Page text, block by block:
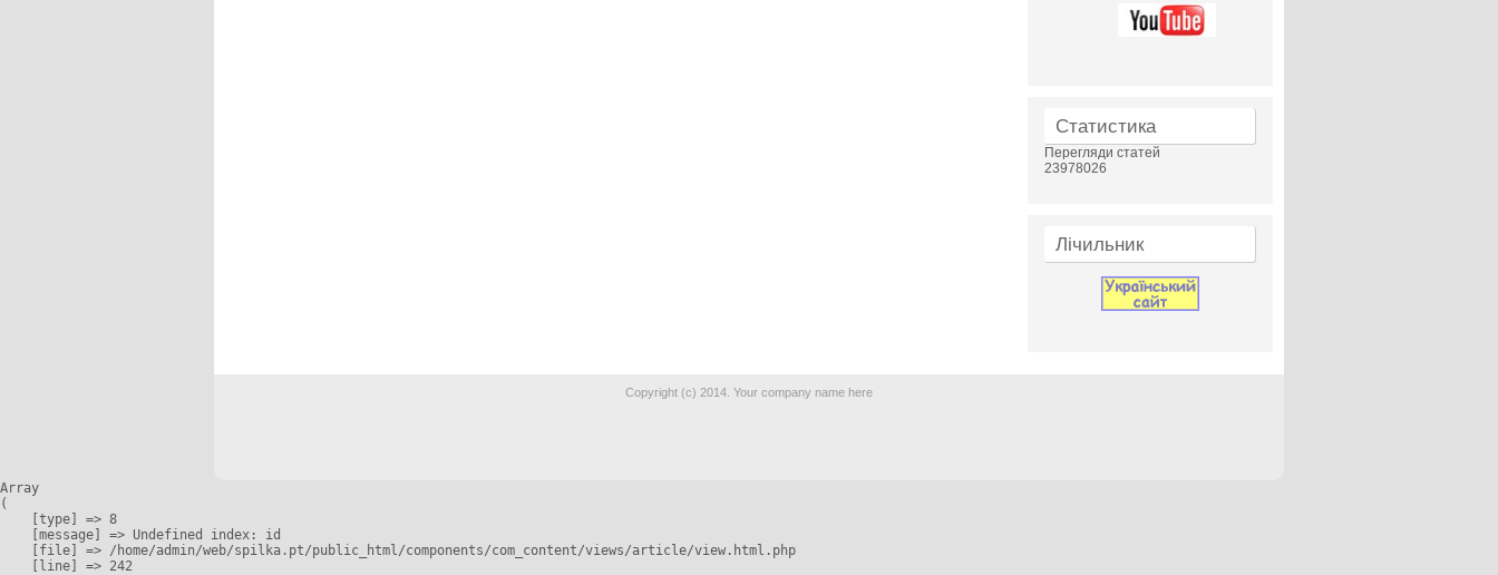
Статистика
Перегляди статей
23978026
Лічильник
Copyright (c) 2014. Your company name here
Array
(
    [type] => 8
    [message] => Undefined index: id
    [file] => /home/admin/web/spilka.pt/public_html/components/com_content/views/article/view.html.php
    [line] => 242